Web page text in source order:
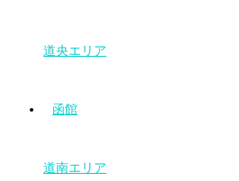
道央エリア
函館
道南エリア